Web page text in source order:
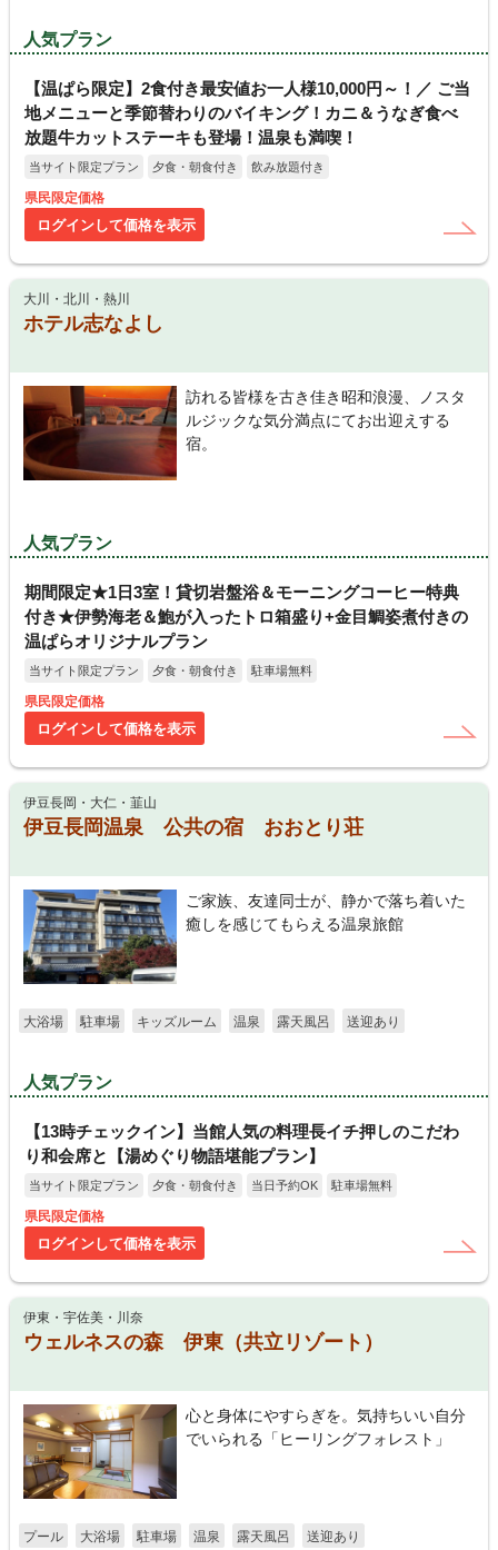
人気プラン
【温ぱら限定】2食付き最安値お一人様10,000円～！／ ご当
地メニューと季節替わりのバイキング！カニ＆うなぎ食べ
放題牛カットステーキも登場！温泉も満喫！
当サイト限定プラン 夕食・朝食付き 飲み放題付き
県民限定価格
ログインして価格を表示
大川・北川・熱川
ホテル志なよし
訪れる皆様を古き佳き昭和浪漫、ノスタ
ルジックな気分満点にてお出迎えする
宿。
人気プラン
期間限定★1日3室！貸切岩盤浴＆モーニングコーヒー特典
付き★伊勢海老＆鮑が入ったトロ箱盛り+金目鯛姿煮付きの
温ぱらオリジナルプラン
当サイト限定プラン 夕食・朝食付き 駐車場無料
県民限定価格
ログインして価格を表示
伊豆長岡・大仁・韮山
伊豆長岡温泉 公共の宿 おおとり荘
ご家族、友達同士が、静かで落ち着いた
癒しを感じてもらえる温泉旅館
大浴場 駐車場 キッズルーム 温泉 露天風呂 送迎あり
人気プラン
【13時チェックイン】当館人気の料理長イチ押しのこだわ
り和会席と【湯めぐり物語堪能プラン】
当サイト限定プラン 夕食・朝食付き 当日予約OK 駐車場無料
県民限定価格
ログインして価格を表示
伊東・宇佐美・川奈
ウェルネスの森 伊東（共立リゾート）
心と身体にやすらぎを。気持ちいい自分
でいられる「ヒーリングフォレスト」
プール 大浴場 駐車場 温泉 露天風呂 送迎あり